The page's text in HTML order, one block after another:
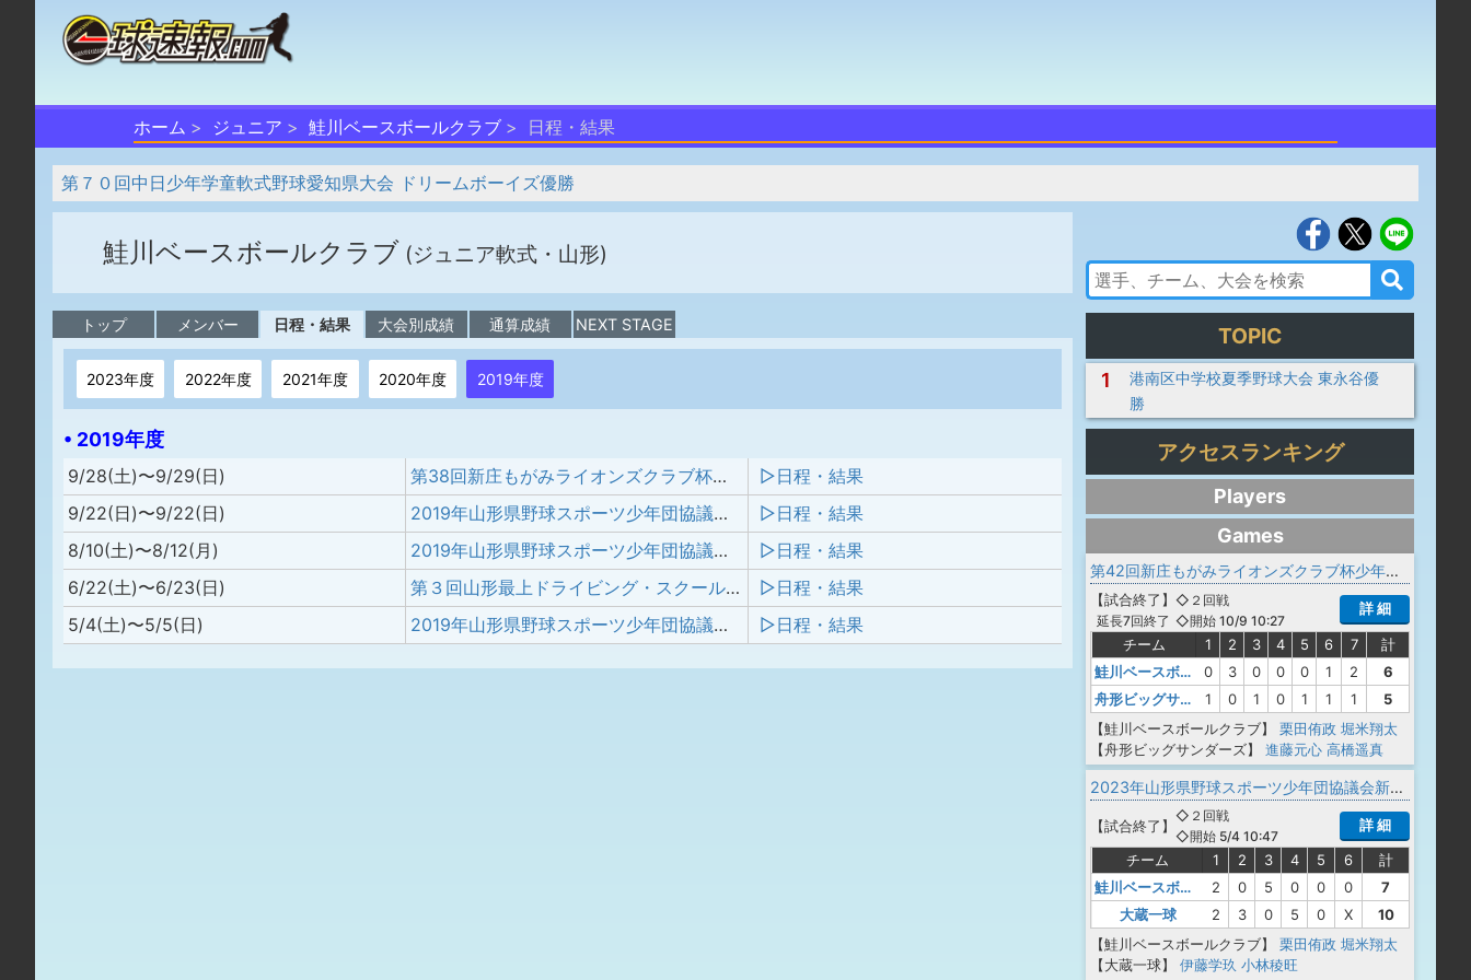
ホーム ジュニア 鮭川ベースボールクラブ 日程・結果
第７０回中日少年学童軟式野球愛知県大会 ドリームボーイズ優勝
鮭川ベースボールクラブ (ジュニア軟式・山形)
トップ メンバー 日程・結果 大会別成績 通算成績 NEXT STAGE
2023年度 2022年度 2021年度 2020年度 2019年度
• 2019年度
9/28(土)〜9/29(日) 第38回新庄もがみライオンズクラブ杯少年野球大会
▷日程・結果
9/22(日)〜9/22(日)
2019年山形県野球スポーツ少年団協議会新庄最上支部秋季交流大会
▷日程・結果
8/10(土)〜8/12(月)
2019年山形県野球スポーツ少年団協議会新庄最上支部新人交流大会
▷日程・結果
6/22(土)〜6/23(日)
第３回山形最上ドライビング・スクール杯学童軟式野球大会／2019年度山形県野球スポーツ少年団協議会新庄最上支部夏季交流大会
▷日程・結果
5/4(土)〜5/5(日)
2019年山形県野球スポーツ少年団協議会新庄最上支部春季交流大会 ▷日程・結果
TOPIC
1
港南区中学校夏季野球大会 東永谷優
勝
アクセスランキング
Players
Games
第42回新庄もがみライオンズクラブ杯少年野球大会
【試合終了 】
延長7回終了
◇２回戦
◇開始 10/9 10:27
詳 細
チーム 1 2 3 4 5 6 7
計
鮭川ベースボールクラブ
0 3 0 0 0 1 2
6
舟形ビッグサンダーズ
1 0 1 0 1 1 1
5
【鮭川ベースボールクラブ】
栗田侑政 堀米翔太
【舟形ビッグサンダーズ】
進藤元心 高橋遥真
2023年山形県野球スポーツ少年団協議会新庄最上支部春季交流大会
【試合終了 】
◇２回戦
◇開始 5/4 10:47
詳 細
チーム 1 2 3 4 5 6
計
鮭川ベースボールクラブ
2 0 5 0 0 0
7
大蔵一球
2 3 0 5 0 X
10
【鮭川ベースボールクラブ】
栗田侑政 堀米翔太
【大蔵一球】
伊藤学玖 小林稜旺